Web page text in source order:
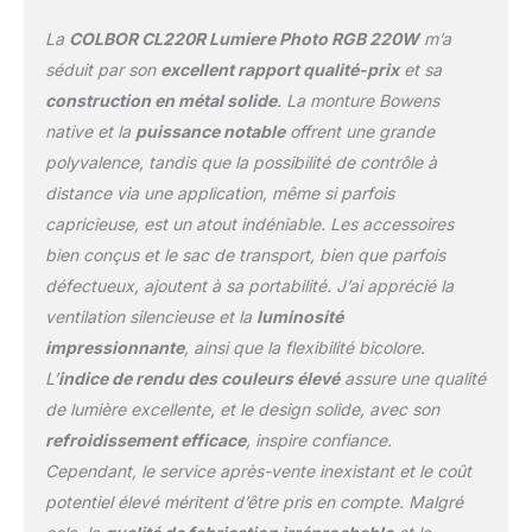
fournissant un contrôle
de couleur précis avec sa
fonction d'équilibre M/G
capturando tonos de piel
humana, joyas, comida
ou telas vibrantes, cette
fonction permet un
blancs et une correction
de couleur, en resaltando
los verdaderos colores y
texturas de los sujetsos
sélection de couleur】 La
lumière d'étude qui
change de couleur
CL220R, combinée avec
Studio, offre une solution
La COLBOR CL220R Lumiere Photo RGB 220Wm’a
séduit par son excellent rapport qualité-prixet sa
construction en métal solide. La monture Bowens
native et la puissance notableoffrent une grande
polyvalence, tandis que la possibilité de contrôle à
distance via une application, même si parfois
capricieuse, est un atout indéniable. Les accessoires
bien conçus et le sac de transport, bien que parfois
défectueux, ajoutent à sa portabilité. J’ai apprécié la
ventilation silencieuse et la luminosité
impressionnante, ainsi que la flexibilité bicolore.
L’indice de rendu des couleurs élevéassure une qualité
de lumière excellente, et le design solide, avec son
refroidissement efficace, inspire confiance.
Cependant, le service après-vente inexistant et le coût
potentiel élevé méritent d’être pris en compte. Malgré